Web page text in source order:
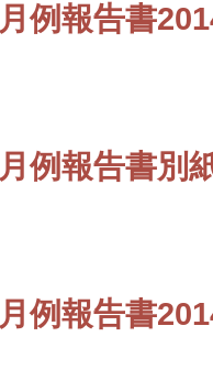
例報告書
例報告書別
例報告書